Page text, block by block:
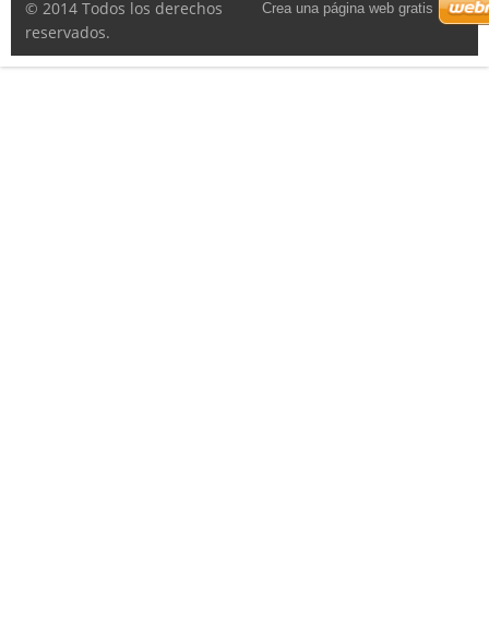
© 2014 Todos los derechos
reservados.
Crea una página web gratis